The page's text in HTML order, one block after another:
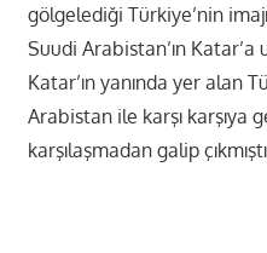
gölgelediği Türkiye’nin
Suudi Arabistan’ın Katar’a
Katar’ın yanında yer alan
Arabistan ile karşı karşıya
karşılaşmadan galip